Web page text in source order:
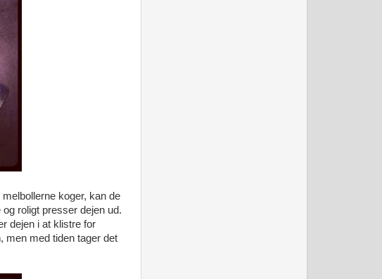
koger, kan de
roligt presser dejen ud.
dejen i at klistre for
men med tiden tager det